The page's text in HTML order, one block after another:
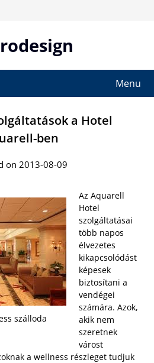
Menu
a Hotel
ben
on 2013-08-09
szálloda
Az Aquarell
Hotel
szolgáltatásai
több napos
élvezetes
kikapcsolódást
képesek
biztosítani a
vendégei
számára. Azok,
akik nem
szeretnek
várost
a wellness részleget tudjuk